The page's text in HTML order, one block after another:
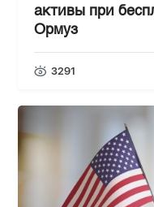
активы при
Ормуз
3291